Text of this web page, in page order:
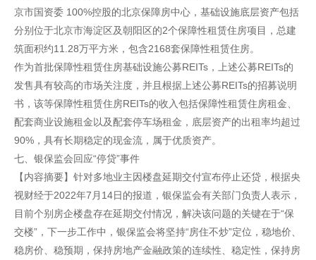
京市国资委 100%控股的北京保障房中心，基础设施底层资产包括
分别位于北京市海淀区及朝阳区的2个保障性租赁住房项目，总建
筑面积约11.28万平方米，包含2168套保障性租赁住房。
作为首批保障性租赁住房基础设施公募REITs，上述公募REITs的
发售具有较高的市场关注度，并且根据上述公募REITs的招募说明
书，该等保障性租赁住房REITs的收入包括保障性租赁住房租金、
配套商业设施租金以及配套停车场租金，底层资产的出租率均超过
90%，具有长期稳定的现金流，属于优质资产。
七、银保监会回应“停贷”事件
【内容摘要】针对多地业主因楼盘延期交付宣布停止还贷，根据央
视财经于2022年7月14日的报道，银保监会有关部门负责人表示，
目前个别房企楼盘存在延期交付情况，解决该问题的关键在于“保
交楼”，下一步工作中，银保监会将坚持“房住不炒”定位，稳地价、
稳房价、稳预期，保持房地产金融政策的连续性、稳定性，保持房